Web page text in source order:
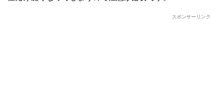
スポンサーリンク